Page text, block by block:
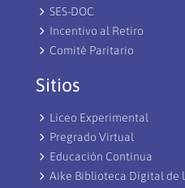
SES-DOC
Incentivo al Retiro
Comité Paritario
Sitios
Liceo Experimental
Pregrado Virtual
Educación Continua
Aike Biblioteca Digital de